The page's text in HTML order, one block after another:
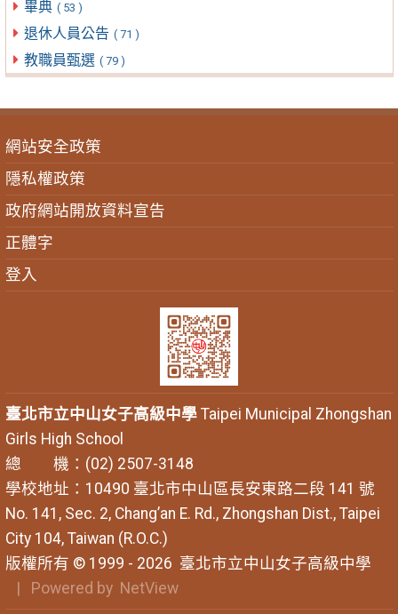
畢典 ( 53 )
退休人員公告 ( 71 )
教職員甄選 ( 79 )
網站安全政策
隱私權政策
政府網站開放資料宣告
正體字
登入
臺北市立中山女子高級中學Taipei Municipal Zhongshan
Girls High School
總 機：(02) 2507-3148
學校地址：10490 臺北市中山區長安東路二段 141 號
No. 141, Sec. 2, Chang’an E. Rd., Zhongshan Dist., Taipei
City 104, Taiwan (R.O.C.)
版權所有 © 1999 - 2026 臺北市立中山女子高級中學
| Powered by NetView